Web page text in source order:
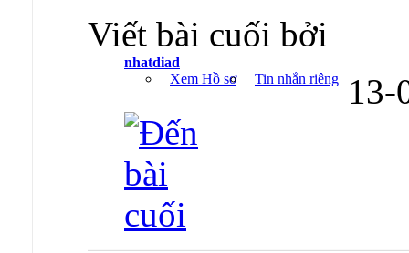
Viết bài cuối bởi
nhatdiad
Xem Hồ sơ
Tin nhắn riêng